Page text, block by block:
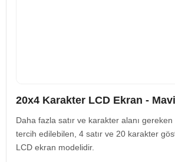
20x4 Karakter LCD Ekran - Mavi
Daha fazla satır ve karakter alanı
tercih edilebilen, 4 satır ve 20 karakter
LCD ekran modelidir.